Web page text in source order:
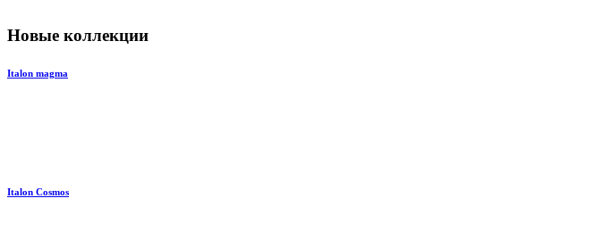
Новые коллекции
Italon magma
Italon Cosmos